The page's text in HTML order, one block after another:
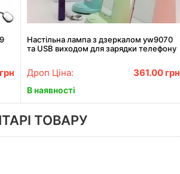
грн
Настільна лампа з дзеркалом yw9070
та USB виходом для зарядки телефону
Дроп Ціна: 361.00 грн
В наявності
ТОВАРУ